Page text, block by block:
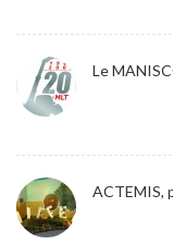
Le
ACTEMIS,